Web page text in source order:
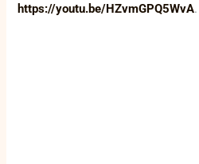
https://youtu.be/HZvmGPQ5WvA.